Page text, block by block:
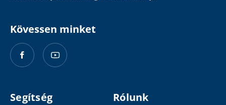
Kövessen minket
Segítség Rólunk